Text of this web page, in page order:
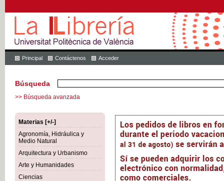
Principal Contáctenos Acceder
Búsqueda
>> Búsqueda avanzada
Materias [+/-]
Agronomía, Hidráulica y
Medio Natural
Arquitectura y Urbanismo
Arte y Humanidades
Ciencias